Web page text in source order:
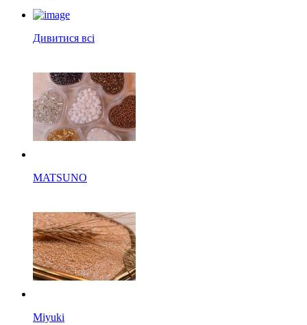
Дивитися всі
MATSUNO
Miyuki